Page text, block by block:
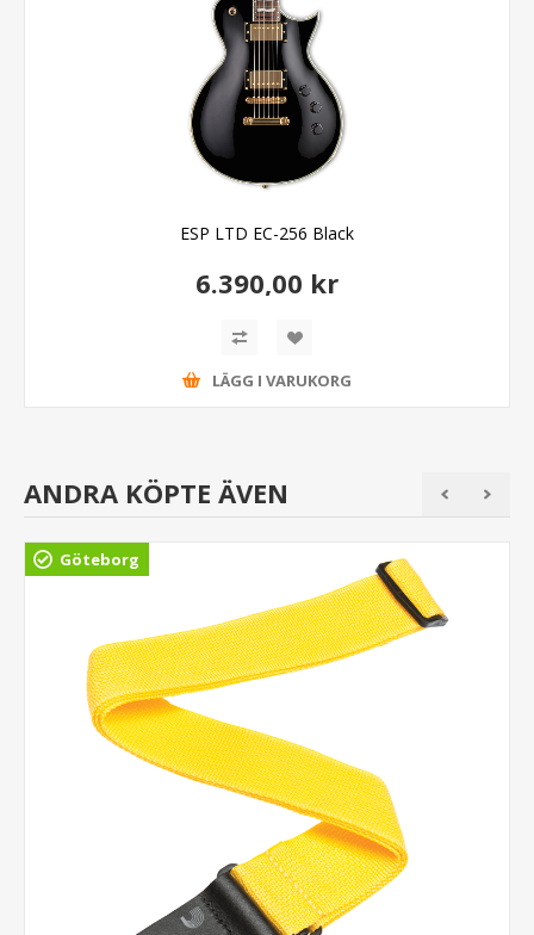
ESP LTD EC-256 Black
6.390,00 kr
LÄGG I VARUKORG
ANDRA KÖPTE ÄVEN
Göteborg